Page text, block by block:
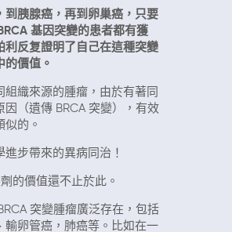
到胰腺癌，再到卵巢癌，只要
BRCA 基因突變的患者都有獲
利反复證明了自己在這種突變
的價值。
組織來源的腫瘤，由於有著同
因（遺傳 BRCA 突變），有效
似的。
進步帶來的異病同治！
的價值還不止於此。
突變腫瘤廣泛存在，包括
輸卵管癌，肺癌等。比如在一